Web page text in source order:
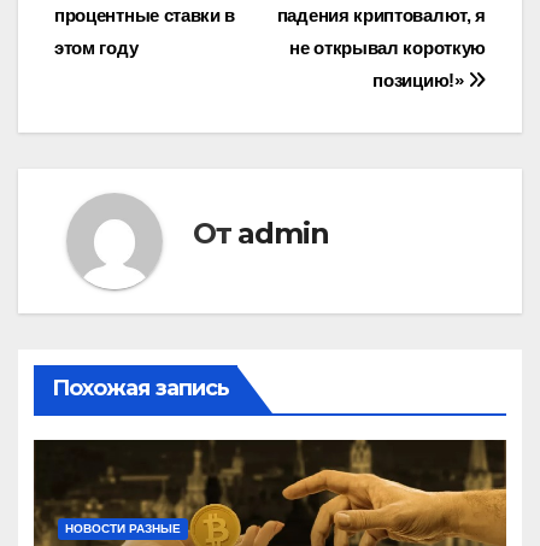
падения криптовалют, я
не открывал короткую
позицию!»
процентные ставки в
этом году
От admin
Похожая запись
НОВОСТИ РАЗНЫЕ